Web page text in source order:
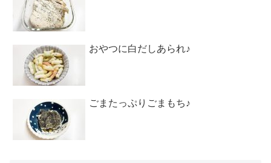
おやつに白だしあられ♪
ごまたっぷりごまもち♪